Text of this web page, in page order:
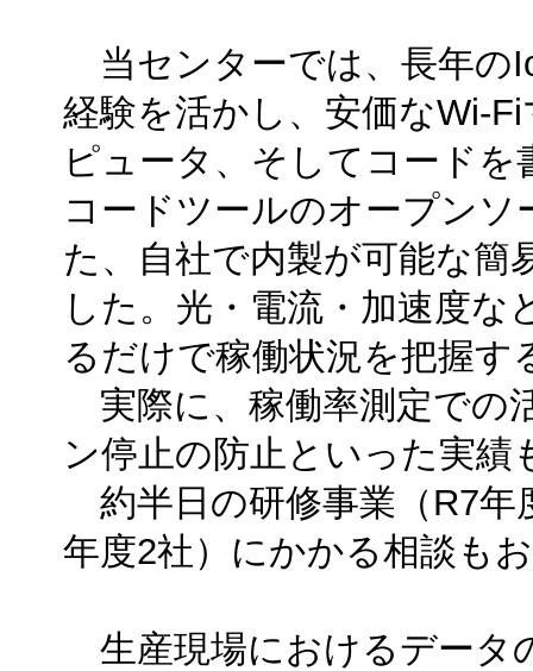
当センターでは、長年の
経験を活かし、安価なWi-
ピュータ、そしてコード
コードツールのオープン
た、自社で内製が可能な簡
した。光・電流・加速度
るだけで稼働状況を把握す
実際に、稼働率測定での
ン停止の防止といった実績
約半日の研修事業（R7年
年度2社）にかかる相談も
生産現場におけるデータ